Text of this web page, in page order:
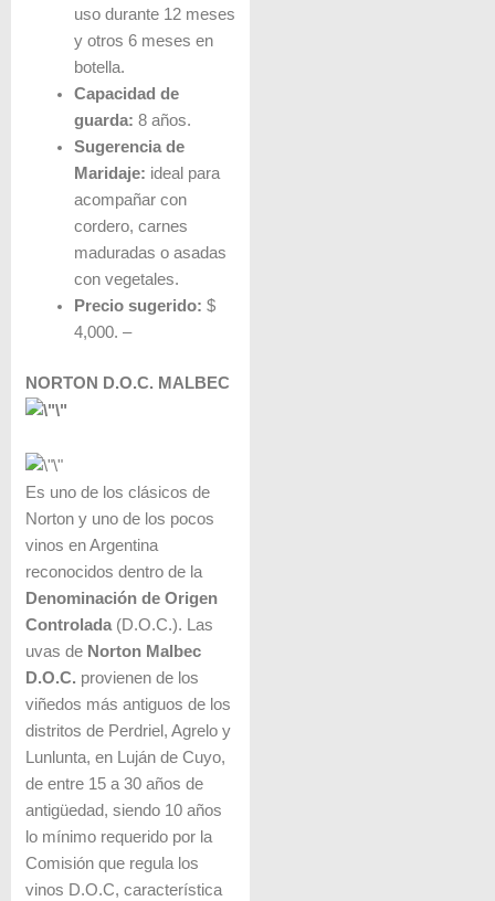
uso durante 12 meses
y otros 6 meses en
botella.
Capacidad de
guarda: 8 años.
Sugerencia de
Maridaje: ideal para
acompañar con
cordero, carnes
maduradas o asadas
con vegetales.
Precio sugerido: $
4,000. –
NORTON D.O.C. MALBEC
Es uno de los clásicos de
Norton y uno de los pocos
vinos en Argentina
reconocidos dentro de la
Denominación de Origen
Controlada(D.O.C.). Las
uvas deNorton Malbec
D.O.C. provienen de los
viñedos más antiguos de los
distritos de Perdriel, Agrelo y
Lunlunta, en Luján de Cuyo,
de entre 15 a 30 años de
antigüedad, siendo 10 años
lo mínimo requerido por la
Comisión que regula los
vinos D.O.C, característica